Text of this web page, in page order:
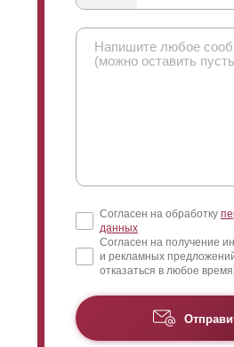
Согласен на обработку
данных
Согласен на получение
и рекламных
отказаться в любое